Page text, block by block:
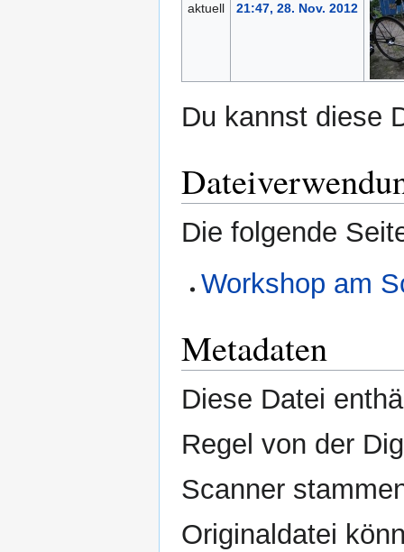
aktuell
21:47, 28. Nov. 2012
Du kannst diese
Die folgende
Workshop am
Metadaten
Diese Datei
Regel von der
Scanner
Originaldatei